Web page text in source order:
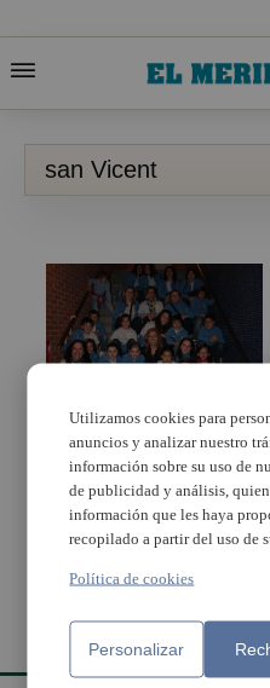
san Vicent
Los clavarios de Sant
Vicent celebraron la
«Nit d’Albaes» en
Aldaia
Utilizamos cookies para
anuncios y analizar nuestro
información sobre su uso de
de publicidad y análisis,
información que les haya
recopilado a partir del uso de
Política de cookies
Personalizar